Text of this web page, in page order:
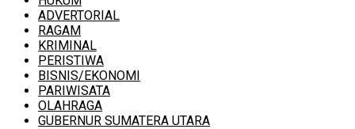
ADVERTORIAL
RAGAM
KRIMINAL
PERISTIWA
BISNIS/EKONOMI
PARIWISATA
OLAHRAGA
GUBERNUR SUMATERA UTARA